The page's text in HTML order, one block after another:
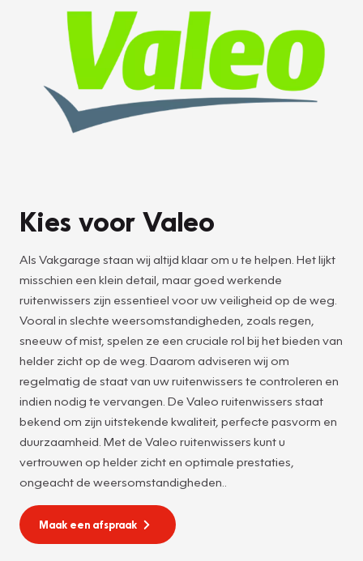
Kies voor Valeo
Als Vakgarage staan wij altijd klaar om u te helpen. Het lijkt
misschien een klein detail, maar goed werkende
ruitenwissers zijn essentieel voor uw veiligheid op de weg.
Vooral in slechte weersomstandigheden, zoals regen,
sneeuw of mist, spelen ze een cruciale rol bij het bieden van
helder zicht op de weg. Daarom adviseren wij om
regelmatig de staat van uw ruitenwissers te controleren en
indien nodig te vervangen. De Valeo ruitenwissers staat
bekend om zijn uitstekende kwaliteit, perfecte pasvorm en
duurzaamheid. Met de Valeo ruitenwissers kunt u
vertrouwen op helder zicht en optimale prestaties,
ongeacht de weersomstandigheden..
Maak een afspraak